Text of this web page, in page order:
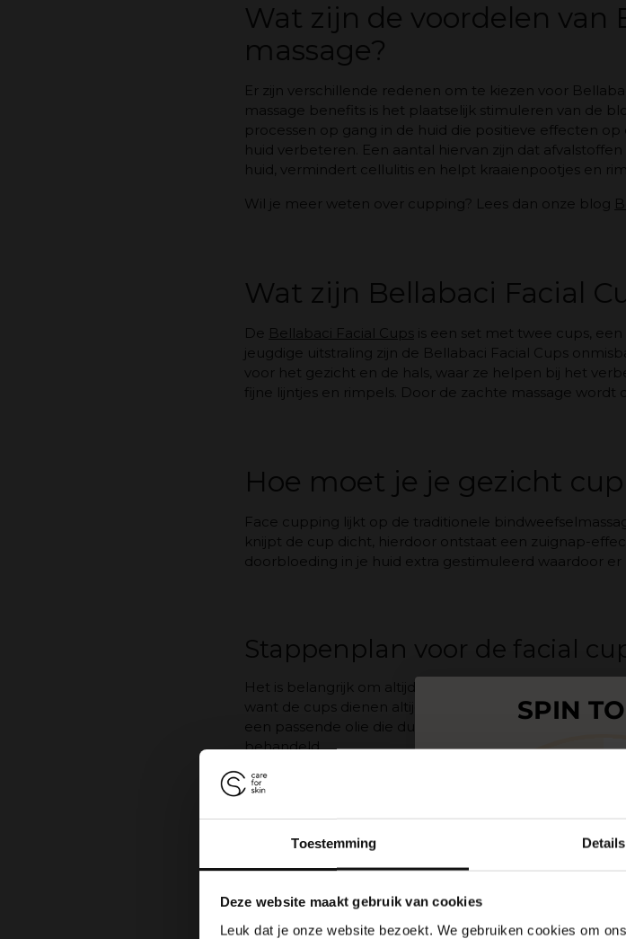
Toestemming Details
Deze website maakt gebruik van cookies
Leuk dat je onze website bezoekt. We gebruiken cookies om
Wat zijn de voordelen van
massage?
Er zijn verschillende redenen om te kiezen voor
massage benefits is het plaatselijk stimuleren van de
processen op gang in de huid die positieve effecten
huid verbeteren. Een aantal hiervan zijn dat
huid, vermindert cellulitis en helpt kraaienpootjes en
Wil je meer weten over cupping? Lees dan onze blog
Wat zijn Bellabaci Facial
De Bellabaci Facial Cups is een set met twee cups,
jeugdige uitstraling zijn de Bellabaci Facial Cups
voor het gezicht en de hals, waar ze helpen bij het
fijne lijntjes en rimpels. Door de zachte massage wordt
Hoe moet je je gezicht
Face cupping lijkt op de traditionele
knijpt de cup dicht, hierdoor ontstaat een zuignap-
doorbloeding in je huid extra gestimuleerd waardoor
Stappenplan voor de facial
Het is belangrijk om altijd eerst de huid goed te
want de cups dienen altijd gebruikt te worden met een
een passende olie die dusdanige voeding biedt,
behandeld.
Plaats vervolgens de cup op de huid door deze in te
de cup blijven bewegen, dus niet te lang op dezelfde
het gezicht, elke baan 1 of 2 keer. De beweging moet
manier masseer je je gezichtshuid en daarmee de
Je kunt voor het gezicht de Bellabaci Facial Cups
Deze cups zijn speciaal voor het gezicht en geschikt
Ben je een gevorderde ''cupper''? Dan kun je deze
SPIN
5% korting
Gratis verzending
Gratis zeep